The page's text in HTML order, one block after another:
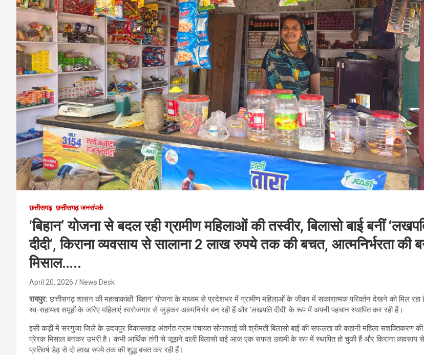
छत्तीसगढ़ छत्तीसगढ़ जनसंपर्क
‘बिहान’ योजना से बदल रही ग्रामीण महिलाओं की तस्वीर, बिलासो बाई बनीं
दीदी’, किराना व्यवसाय से सालाना 2 लाख रुपये तक की बचत, आत्मनिर्भरता की
मिसाल…..
April 20, 2026 News Desk
रायपुर:छत्तीसगढ़ शासन की महत्वाकांक्षी ‘बिहान’ योजना के माध्यम से प्रदेशभर में ग्रामीण महिलाओं के जीवन में सकारात्मक परिवर्तन देखने को मिल रहा
स्व-सहायता समूहों के जरिए महिलाएं स्वरोजगार से जुड़कर आत्मनिर्भर बन रही हैं और ‘लखपति दीदी’ के रूप में अपनी पहचान स्थापित कर रही हैं।
इसी कड़ी में सरगुजा जिले के उदयपुर विकासखंड अंतर्गत ग्राम पंचायत सोनतराई की श्रीमती बिलासो बाई की सफलता की कहानी महिला सशक्तिकरण की
प्रेरक मिसाल बनकर उभरी है। कभी आर्थिक तंगी से जूझने वाली बिलासो बाई आज एक सफल उद्यमी के रूप में स्थापित हो चुकी हैं और किराना व्यवसाय से
प्रतिवर्ष डेढ़ से दो लाख रुपये तक की शुद्ध बचत कर रही हैं।